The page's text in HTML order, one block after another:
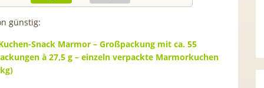
günstig:
Snack Marmor – Großpackung mit ca. 55
à 27,5 g – einzeln verpackte Marmorkuchen
📲 Samsung
(256GB) für 169€ +
Otelo Vodafone Allnet
+ 50€ BONUS
Vodafone Allnet für 7,99€ mtl.
| 0,00€ Anschlusskosten |